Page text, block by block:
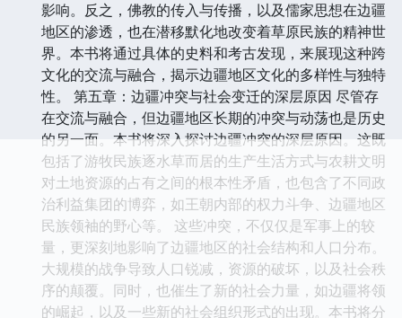
影响。反之，佛教的传入与传播，以及儒家思想在边疆
地区的渗透，也在潜移默化地改变着草原民族的精神世
界。本书将通过具体的史料和考古发现，来展现这种跨
文化的交流与融合，揭示边疆地区文化的多样性与独特
性。 第五章：边疆冲突与社会变迁的深层原因 尽管存
在交流与融合，但边疆地区长期的冲突与动荡也是历史
的另一面。本书将深入探讨边疆冲突的深层原因。这既
包括了游牧民族逐水草而居的生产生活方式与农耕文明
对土地资源的占有之间的根本性矛盾，也包含了不同政
治利益集团的博弈，如王朝内部的权力斗争、边疆地区
民族领袖的野心等。 这些冲突，不仅仅是军事上的较
量，更深刻地影响了边疆地区的社会结构和人口分布。
大规模的战争导致人口锐减，资源的破坏，以及社会秩
序的颠覆。同时，也催生了新的社会力量，如边疆将领
的崛起，以及一些新的社会组织形式的出现。本书将分